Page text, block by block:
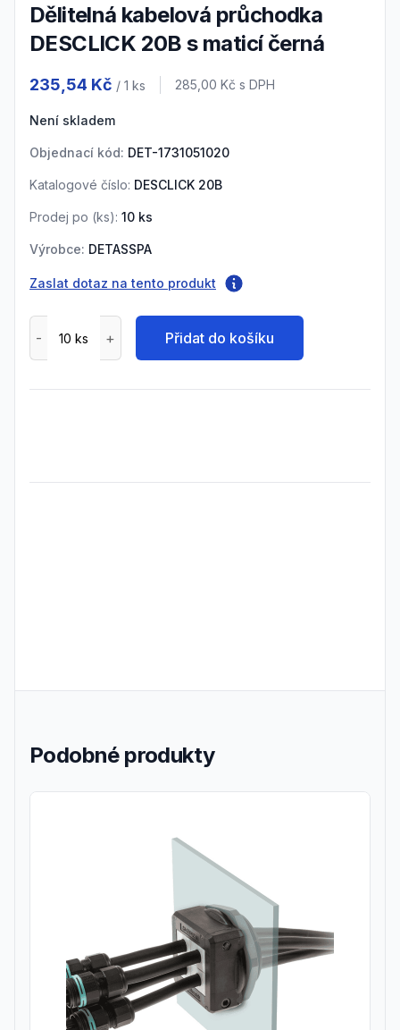
Dělitelná kabelová průchodka
DESCLICK 20B s maticí černá
235,54 Kč / 1 ks Cena s DPH
285,00 Kč s DPH
Není skladem
Objednací kód: DET-1731051020
Katalogové číslo: DESCLICK 20B
Prodej po (ks): 10 ks
Výrobce: DETASSPA
Zaslat dotaz na tento produkt
Přidat do košíku
Podobné produkty